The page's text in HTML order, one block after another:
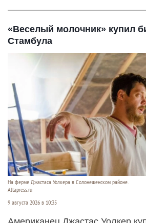
«Веселый молочник» купил
Стамбула
На ферме Джастаса Уолкера в Солонешенском районе.
Altapress.ru
9 августа 2026 в 10:35